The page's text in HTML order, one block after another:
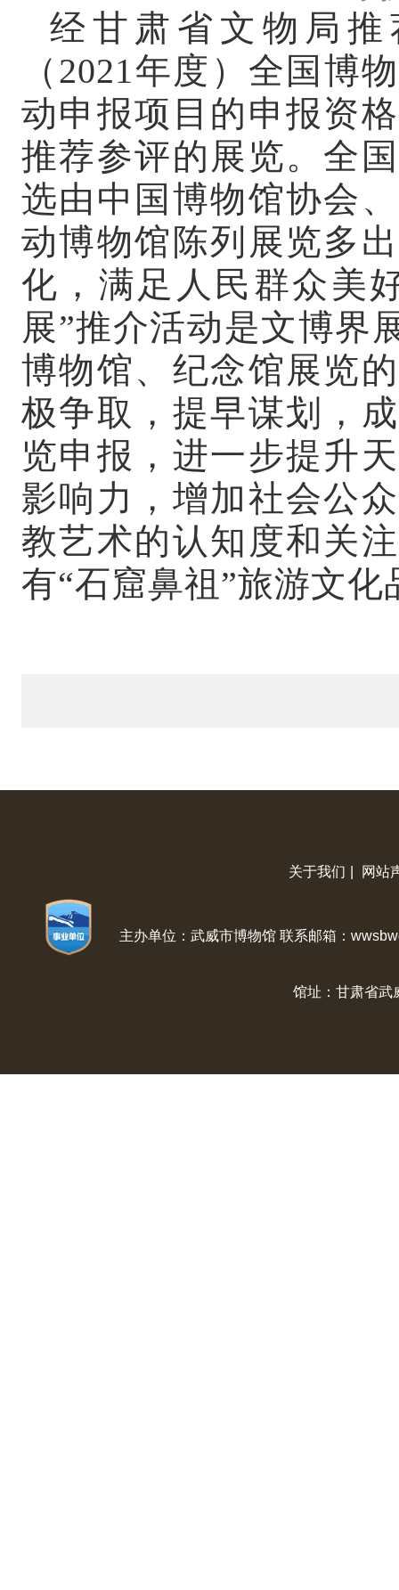
经甘肃省文物局
（ 2021年度）全国博
动申报项目的申报资
推荐参评的展览。全
选由中国博物馆协会
动博物馆陈列展览多
化，满足人民群众美
展”推介活动是文博界
博物馆、纪念馆展览
极争取，提早谋划，
览申报，进一步提升
影响力，增加社会公
教艺术的认知度和关
有“石窟鼻祖”旅游文化
关于我们 网站
主办单位：武威市博物馆 联系邮箱：
馆址：甘肃省武